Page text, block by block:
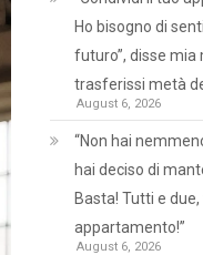
Ho bisogno di
futuro”, disse mia
trasferissi metà
August 6, 2026
“Non hai
hai deciso di
Basta! Tutti e
appartamento!”
August 6, 2026